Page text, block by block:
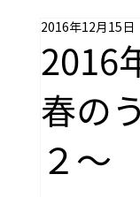
ここに技あ
2016
春の
２～
2016年12月15日